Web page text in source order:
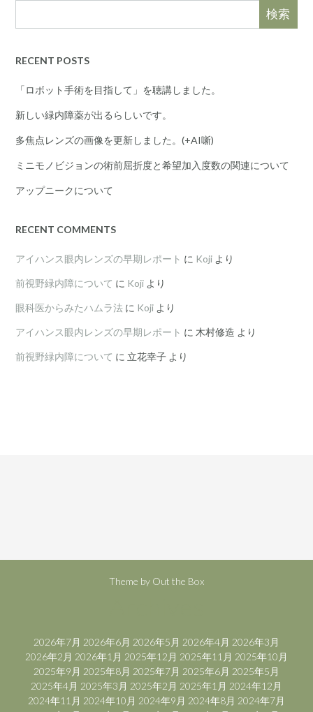
検索
RECENT POSTS
「ロボット手術を目指して」を聴講しました。
新しい緑内障薬が出るらしいです。
多焦点レンズの画像を更新しました。(+AI噺)
ミニモノビジョンの術前屈折度と希望加入度数の関連について
アップニークについて
RECENT COMMENTS
アイハンス眼内レンズの早期レポート に Koji より
前視野緑内障について に Koji より
眼科医からみたハムラ法 に Koji より
アイハンス眼内レンズの早期レポート に 木村修造 より
前視野緑内障について に 立花幸子 より
Theme by Out the Box
2026年7月 2026年6月 2026年5月 2026年4月 2026年3月
2026年2月 2026年1月 2025年12月 2025年11月 2025年10月
2025年9月 2025年8月 2025年7月 2025年6月 2025年5月
2025年4月 2025年3月 2025年2月 2025年1月 2024年12月
2024年11月 2024年10月 2024年9月 2024年8月 2024年7月